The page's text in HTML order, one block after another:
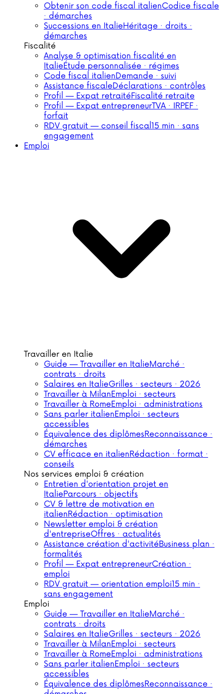
Obtenir son code fiscal italienCodice fiscale
· démarches
Successions en ItalieHéritage · droits ·
démarches
Fiscalité
Analyse & optimisation fiscalité en
ItalieÉtude personnalisée · régimes
Code fiscal italienDemande · suivi
Assistance fiscaleDéclarations · contrôles
Profil — Expat retraitéFiscalité retraite
Profil — Expat entrepreneurTVA · IRPEF ·
forfait
RDV gratuit — conseil fiscal15 min · sans
engagement
Emploi
Travailler en Italie
Guide — Travailler en ItalieMarché ·
contrats · droits
Salaires en ItalieGrilles · secteurs · 2026
Travailler à MilanEmploi · secteurs
Travailler à RomeEmploi · administrations
Sans parler italienEmploi · secteurs
accessibles
Équivalence des diplômesReconnaissance ·
démarches
CV efficace en italienRédaction · format ·
conseils
Nos services emploi & création
Entretien d'orientation projet en
ItalieParcours · objectifs
CV & lettre de motivation en
italienRédaction · optimisation
Newsletter emploi & création
d'entrepriseOffres · actualités
Assistance création d'activitéBusiness plan ·
formalités
Profil — Expat entrepreneurCréation ·
emploi
RDV gratuit — orientation emploi15 min ·
sans engagement
Emploi
Guide — Travailler en ItalieMarché ·
contrats · droits
Salaires en ItalieGrilles · secteurs · 2026
Travailler à MilanEmploi · secteurs
Travailler à RomeEmploi · administrations
Sans parler italienEmploi · secteurs
accessibles
Équivalence des diplômesReconnaissance ·